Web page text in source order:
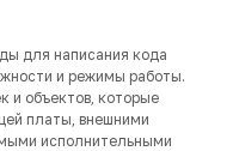
для написания кода
и режимы работы.
и объектов, которые
платы, внешними
исполнительными